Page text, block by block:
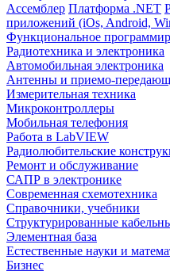
Ассемблер Платформа .NET
приложений (iOs, Android,
Функциональное
Радиотехника и электроника
Автомобильная электроника
Антенны и приемо-
Измерительная техника
Микроконтроллеры
Мобильная телефония
Работа в LabVIEW
Радиолюбительские
Ремонт и обслуживание
САПР в электронике
Современная схемотехника
Справочники, учебники
Структурированные
Элементная база
Естественные науки и
Бизнес